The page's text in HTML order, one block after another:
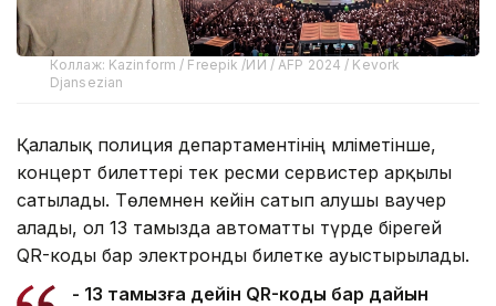
Коллаж: Kazinform / Freepik /ИИ / AFP 2024 / Kevork
Djansezian
Қалалық полиция департаментінің мәліметінше,
концерт билеттері тек ресми сервистер арқылы
сатылады. Төлемнен кейін сатып алушы ваучер
алады, ол 13 тамызда автоматты түрде бірегей
QR-коды бар электронды билетке ауыстырылады.
- 13 тамызға дейін QR-коды бар дайын